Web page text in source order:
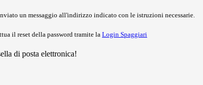
un messaggio all'indirizzo indicato con le istruzioni necessarie.
il reset della password tramite la Login Spaggiari
di posta elettronica!